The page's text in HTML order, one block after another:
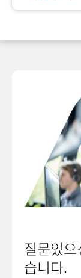
질문있
습니다.